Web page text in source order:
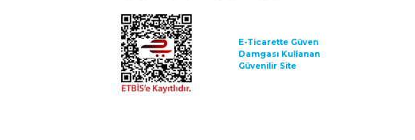
E-Ticarette Güven
Damgası Kullanan
Güvenilir Site